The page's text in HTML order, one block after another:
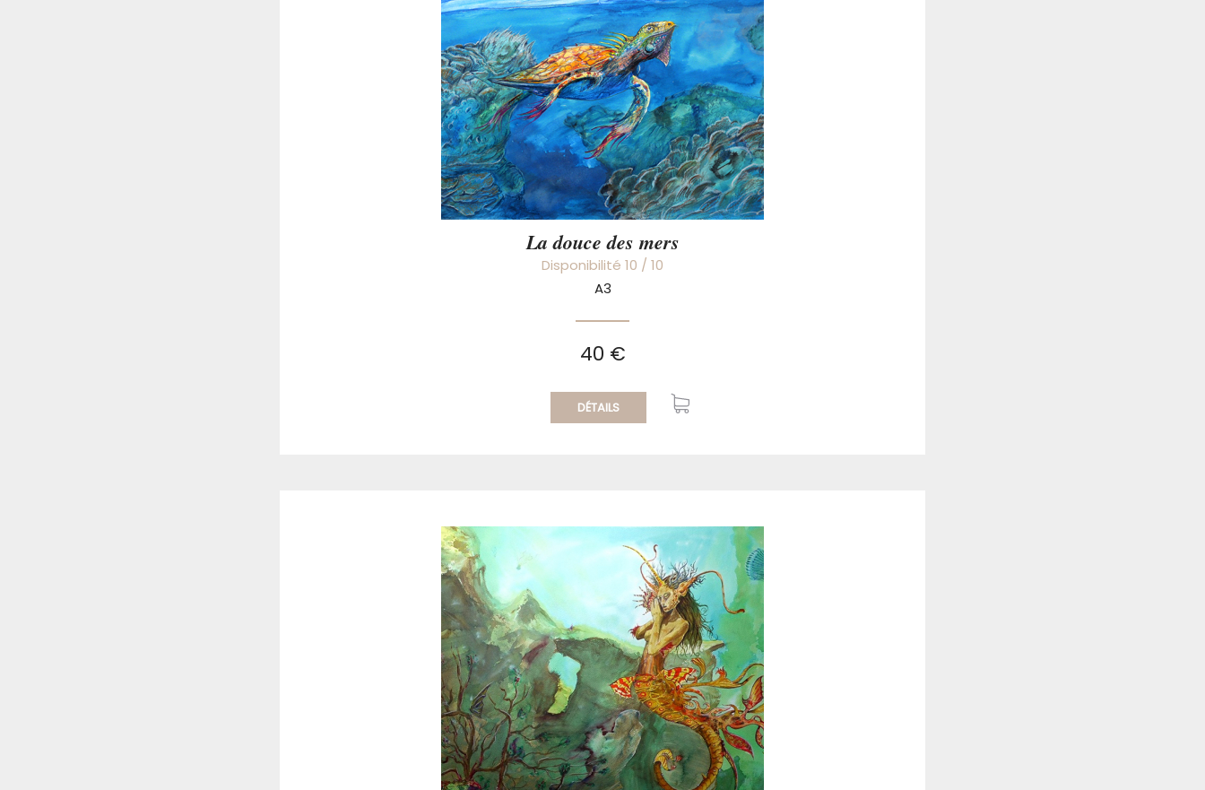
La douce des mers
Disponibilité 10 / 10
A3
40 €
DÉTAILS